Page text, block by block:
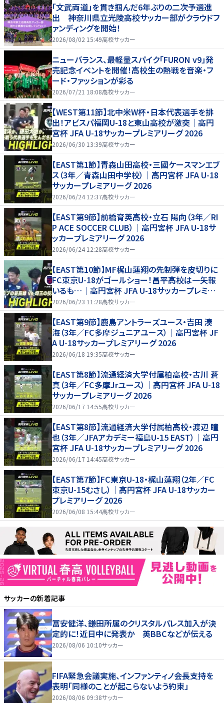
「文武両道」を貫き掴んだ6年ぶりの二次予選進
出 神奈川県立光陵高校サッカー部がクラウドフ
ァンディングを開始！
2026/08/02 15:49高校サッカー
ニューバランス、最軽量スパイク「FURON v9」発
売記念イベントを開催！高校生の熱戦を音楽・フ
ード・ファッションが彩る
2026/07/21 18:08高校サッカー
【WEST第11節】北中米W杯・日本代表選手を排
出！アビスパ福岡U-18と東山高校が激突｜高円
宮杯 JFA U-18サッカープレミアリーグ 2026
2026/06/30 13:39高校サッカー
【EAST第1節】青森山田高校・三國ケースマンエブ
ス（3年／青森山田中学校）｜高円宮杯 JFA U-18
サッカープレミアリーグ 2026
2026/06/24 12:37高校サッカー
【EAST第9節】前橋育英高校・立石 陽向（3年／RI
P ACE SOCCER CLUB）｜高円宮杯 JFA U-18サ
ッカープレミアリーグ 2026
2026/06/24 12:28高校サッカー
【EAST第10節】MF梶山蓮翔の先制弾を皮切りに
FC東京U-18がゴールショー！昌平高校は一矢報
いるも…｜高円宮杯 JFA U-18サッカープレミア
リーグ 2026
2026/06/23 11:28高校サッカー
【EAST第9節】鹿島アントラーズユース・吉田 湊
海（3年／FC多摩ジュニアユース）｜高円宮杯 JF
A U-18サッカープレミアリーグ 2026
2026/06/18 19:35高校サッカー
【EAST第8節】流通経済大学付属柏高校・古川 蒼
真（3年／FC多摩Jrユース）｜高円宮杯 JFA U-18
サッカープレミアリーグ 2026
2026/06/17 14:55高校サッカー
【EAST第8節】流通経済大学付属柏高校・渡辺 瞳
也（3年／JFAアカデミー福島U-15 EAST）｜高円
宮杯 JFA U-18サッカープレミアリーグ 2026
2026/06/17 14:45高校サッカー
【EAST第7節】FC東京U-18・梶山蓮翔（2年／FC
東京U-15むさし）｜高円宮杯 JFA U-18サッカー
プレミアリーグ 2026
2026/06/08 15:44高校サッカー
サッカーの新着記事
冨安健洋、鎌田所属のクリスタルパレス加入が決
定的に！近日中に発表か 英BBCなどが伝える
2026/08/06 10:10サッカー
FIFA緊急会議実施、インファンティノ会長支持を
表明「同様のことが起こらないよう約束」
2026/08/06 09:38サッカー